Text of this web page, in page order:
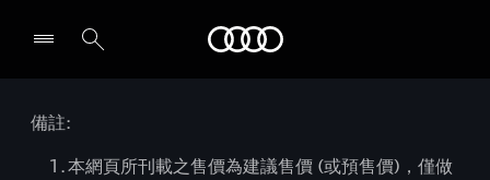
備註:
本網頁所刊載之售價為建議售價 (或預售價)，僅做